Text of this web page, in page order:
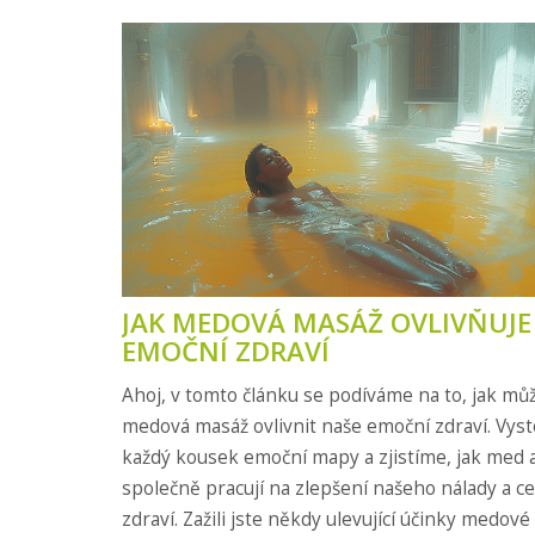
JAK MEDOVÁ MASÁŽ OVLIVŇUJE
EMOČNÍ ZDRAVÍ
Ahoj, v tomto článku se podíváme na to, jak
medová masáž ovlivnit naše emoční zdraví.
každý kousek emoční mapy a zjistíme, jak med
společně pracují na zlepšení našeho nálady a
zdraví. Zažili jste někdy ulevující účinky medové